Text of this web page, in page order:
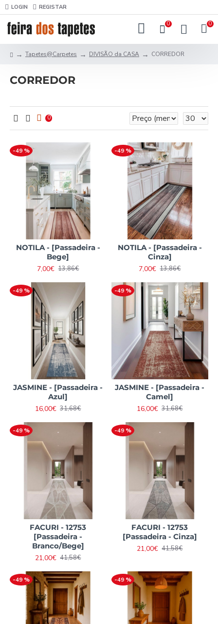
LOGIN REGISTAR
0 0
Tapetes@Carpetes DIVISÃO da CASA CORREDOR
CORREDOR
0
-49 %
NOTILA - [Passadeira -
Bege]
7,00€ 13,86€
-49 %
NOTILA - [Passadeira -
Cinza]
7,00€ 13,86€
-49 %
JASMINE - [Passadeira -
Azul]
16,00€ 31,68€
-49 %
JASMINE - [Passadeira -
Camel]
16,00€ 31,68€
-49 %
FACURI - 12753
[Passadeira -
Branco/Bege]
21,00€ 41,58€
-49 %
FACURI - 12753
[Passadeira - Cinza]
21,00€ 41,58€
-49 % -49 %